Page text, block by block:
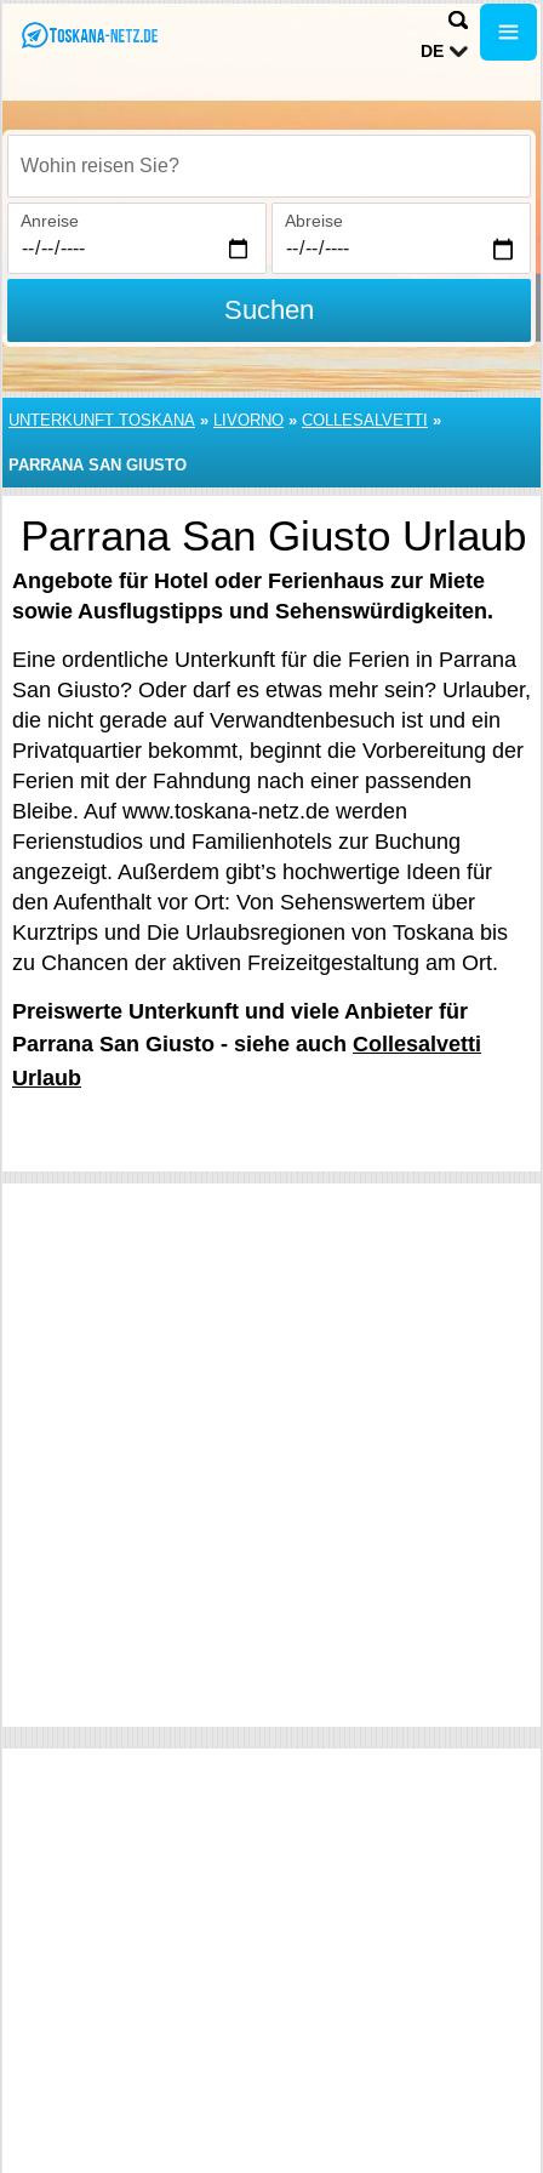
DE
Wohin reisen Sie?
Anreise Abreise
Suchen
UNTERKUNFT TOSKANA » LIVORNO » COLLESALVETTI »
PARRANA SAN GIUSTO
Parrana San Giusto Urlaub
Angebote für Hotel oder Ferienhaus zur Miete
sowie Ausflugstipps und Sehenswürdigkeiten.
Eine ordentliche Unterkunft für die Ferien in Parrana
San Giusto? Oder darf es etwas mehr sein? Urlauber,
die nicht gerade auf Verwandtenbesuch ist und ein
Privatquartier bekommt, beginnt die Vorbereitung der
Ferien mit der Fahndung nach einer passenden
Bleibe. Auf www.toskana-netz.de werden
Ferienstudios und Familienhotels zur Buchung
angezeigt. Außerdem gibt’s hochwertige Ideen für
den Aufenthalt vor Ort: Von Sehenswertem über
Kurztrips und Die Urlaubsregionen von Toskana bis
zu Chancen der aktiven Freizeitgestaltung am Ort.
Preiswerte Unterkunft und viele Anbieter für
Parrana San Giusto - siehe auch Collesalvetti
Urlaub